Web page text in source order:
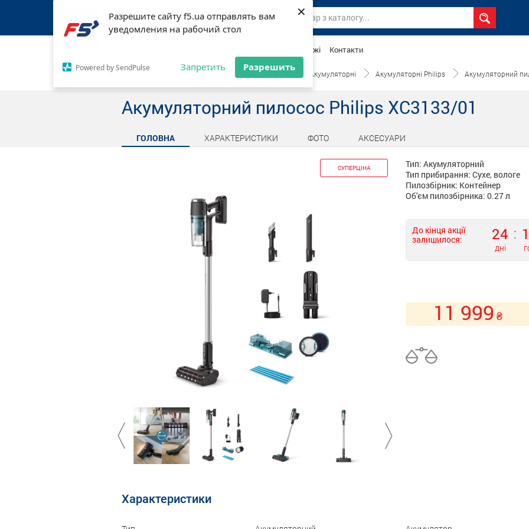
Разрешите сайту f5.ua отправлять вам
уведомления на рабочий стол
Powered by SendPulse Запретить Разрешить
×
Разрешите сайту f5.ua отправлять вам
уведомления на рабочий стол
Powered by SendPulse Запретить Разрешить
×
Магазини мережі Контакти
Акумуляторний пилосос Philips XC3133/01 ₴
Каталог товарів Акумуляторні Акумуляторні Philips Акумуляторний
Акумуляторний пилосос Philips XC3133/01
ГОЛОВНА ХАРАКТЕРИСТИКИ ФОТО АКСЕСУАРИ
СУПЕРЦІНА
Тип: Акумуляторний
Тип прибирання: Сухе, вологе
Пилозбірник: Контейнер
Об'єм пилозбірника: 0.27 л
До кінця акції
залишилося:
24
дні
11 999 ₴
Характеристики